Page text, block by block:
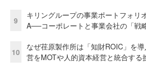
9
キリングループの事業ポートフォリ
A──コーポレートと事業会社の「戦
10
なぜ荏原製作所は「知財ROIC」を
営をMOTや人的資本経営と統合する